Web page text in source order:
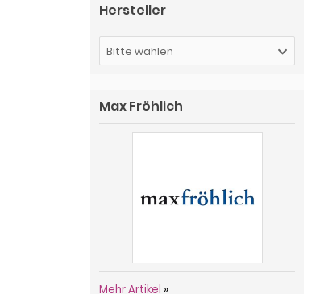
Hersteller
Bitte wählen
Max Fröhlich
Mehr Artikel »